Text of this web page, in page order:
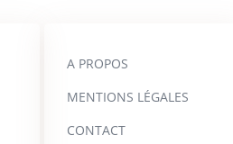
A PROPOS
MENTIONS LÉGALES
CONTACT